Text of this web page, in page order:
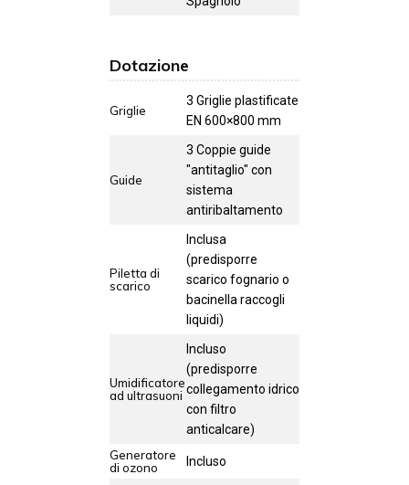
Dotazione
Griglie
3 Griglie plastificate
EN 600×800 mm
Guide
3 Coppie guide
"antitaglio" con
sistema
antiribaltamento
Piletta di
scarico
Inclusa
(predisporre
scarico fognario o
bacinella raccogli
liquidi)
Umidificatore
ad ultrasuoni
Incluso
(predisporre
collegamento idrico
con filtro
anticalcare)
Generatore
di ozono
Incluso